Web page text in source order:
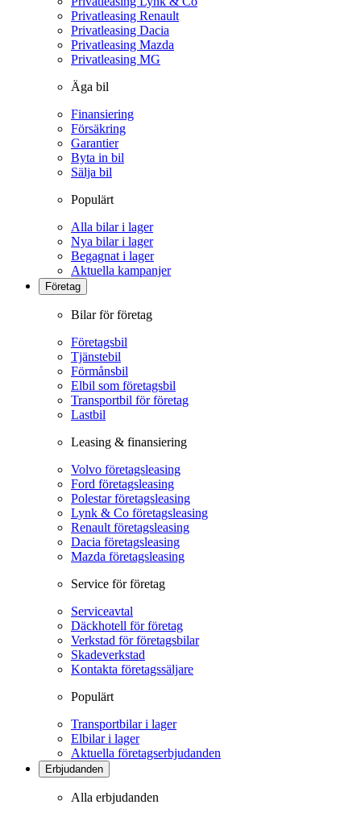
Privatleasing Renault
Privatleasing Dacia
Privatleasing Mazda
Privatleasing MG
Äga bil
Finansiering
Försäkring
Garantier
Byta in bil
Sälja bil
Populärt
Alla bilar i lager
Nya bilar i lager
Begagnat i lager
Aktuella kampanjer
Företag
Bilar för företag
Företagsbil
Tjänstebil
Förmånsbil
Elbil som företagsbil
Transportbil för företag
Lastbil
Leasing & finansiering
Volvo företagsleasing
Ford företagsleasing
Polestar företagsleasing
Lynk & Co företagsleasing
Renault företagsleasing
Dacia företagsleasing
Mazda företagsleasing
Service för företag
Serviceavtal
Däckhotell för företag
Verkstad för företagsbilar
Skadeverkstad
Kontakta företagssäljare
Populärt
Transportbilar i lager
Elbilar i lager
Aktuella företagserbjudanden
Erbjudanden
Alla erbjudanden